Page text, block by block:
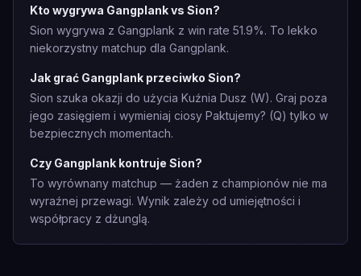
Kto wygrywa Gangplank vs Sion?
Sion wygrywa z Gangplank z win rate 51.9%. To lekko
niekorzystny matchup dla Gangplank.
Jak grać Gangplank przeciwko Sion?
Sion szuka okazji do użycia Kuźnia Dusz (W). Graj poza
jego zasięgiem i wymieniaj ciosy Paktujemy? (Q) tylko w
bezpiecznych momentach.
Czy Gangplank kontruje Sion?
To wyrównany matchup — żaden z championów nie ma
wyraźnej przewagi. Wynik zależy od umiejętności i
współpracy z dżunglą.